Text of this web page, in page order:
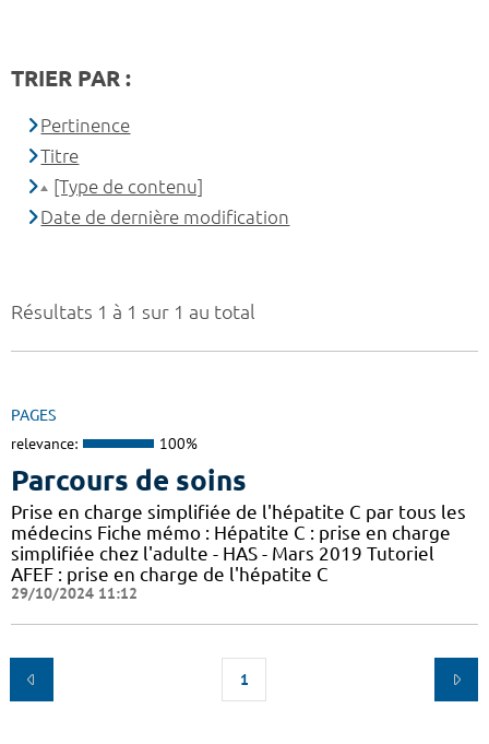
Résultats 1 à 1 sur 1 au total
PAGES
relevance: 100%
Parcours de soins
Prise en charge simplifiée de l'hépatite C par tous les
médecins Fiche mémo : Hépatite C : prise en charge
simplifiée chez l'adulte - HAS - Mars 2019 Tutoriel
AFEF : prise en charge de l'hépatite C
29/10/2024 11:12
1
TRIER PAR :
Pertinence
Titre
[Type de contenu]
Date de dernière modification